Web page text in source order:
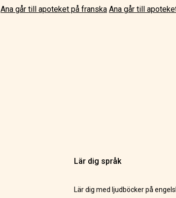
Ana går till apoteket på franska Ana går till
Lär dig språk
Lär dig med ljudböcker på